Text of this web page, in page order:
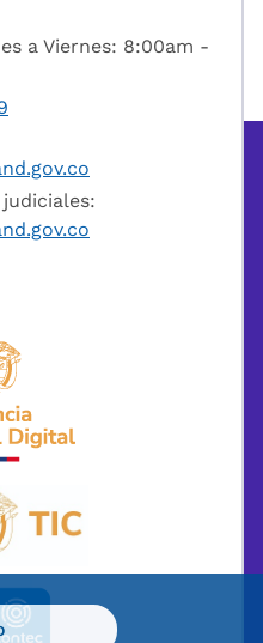
a Viernes: 8:00am -